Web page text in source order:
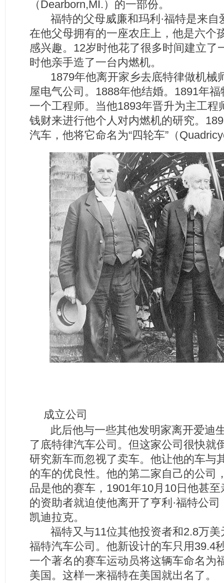
（Dearborn,MI.）的一部份。
福特的父母威廉和玛利·福特是来自
在他父母拥有的一座农庄上，他是六个
感兴趣。12岁时他花了很多时间建立了
时他亲手造了一台内燃机。
1879年他离开家乡去底特律做机械
屋电气公司。1888年他结婚。1891年
一个工程师。当他1893年晋升为主工程
钱财来进行他个人对内燃机的研究。
汽车，他将它命名为“四轮车”（
成立公司
此后他与一些其他发明家离开爱迪
了底特律汽车公司。但这家公司很快就
研究新车而忽视了卖车。他让他的车与
的车的优良性。他的第二家自己的公司
品是他的赛车，1901年10月10日他甚
的资助者就迫使他离开了亨利·福特公
凯迪拉克。
福特又与11位其他投资者和2.8万美
福特汽车公司。他新设计的车只用39.4
一个著名的赛车运动员将这辆车命名为
美国。这样一来福特在美国就出名了。